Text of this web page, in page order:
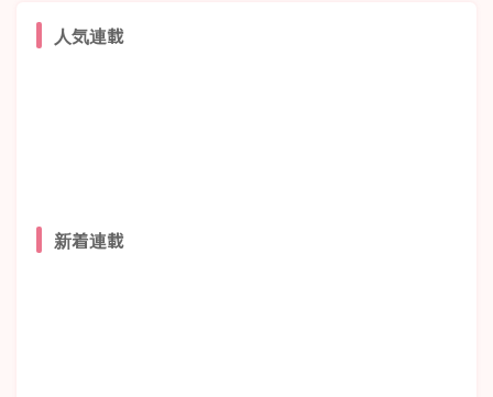
人気連載
新着連載